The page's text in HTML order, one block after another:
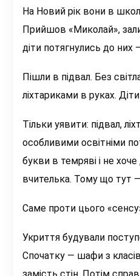
На Новий рік вони в
Прийшов «Миколай»,
діти потягнулись до них
Пішли в підвал. Без
ліхтариками в руках.
Тільки уявити: підвал,
особливими освітніми
букви в темряві і не
вчителька. Тому що тут
Саме проти цього
Укриття будували
Спочатку — шафи з